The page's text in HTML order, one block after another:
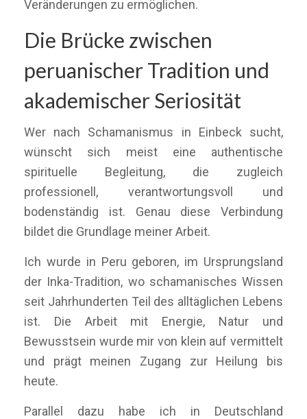
Veränderungen zu ermöglichen.
Die Brücke zwischen
peruanischer Tradition und
akademischer Seriosität
Wer nach Schamanismus in Einbeck sucht,
wünscht sich meist eine authentische
spirituelle Begleitung, die zugleich
professionell, verantwortungsvoll und
bodenständig ist. Genau diese Verbindung
bildet die Grundlage meiner Arbeit.
Ich wurde in Peru geboren, im Ursprungsland
der Inka-Tradition, wo schamanisches Wissen
seit Jahrhunderten Teil des alltäglichen Lebens
ist. Die Arbeit mit Energie, Natur und
Bewusstsein wurde mir von klein auf vermittelt
und prägt meinen Zugang zur Heilung bis
heute.
Parallel dazu habe ich in Deutschland